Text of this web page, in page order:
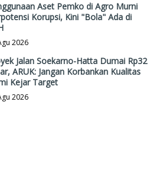
Aset Pemko di Agro Murni
Korupsi, Kini "Bola" Ada di
2026
Jalan Soekarno-Hatta Dumai Rp32
ARUK: Jangan Korbankan Kualitas
Kejar Target
2026